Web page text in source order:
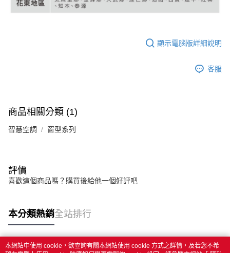
顯示電腦版詳細說明
客服
商品相關分類 (1)
智慧空調 窗型系列
評價
喜歡這個商品嗎？購買後給他一個好評吧
本分類熱銷全站排行
本網站中使用 cookie，欲查詢有關本網站使用 cookie 方式之詳情，及若您不希